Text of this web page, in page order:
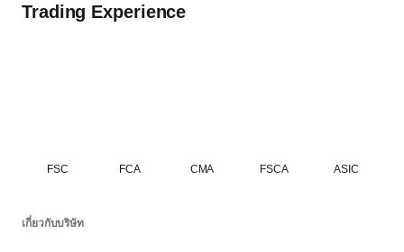
Trading Experience
FSC FCA CMA FSCA ASIC
เกี่ยวกับบริษัท